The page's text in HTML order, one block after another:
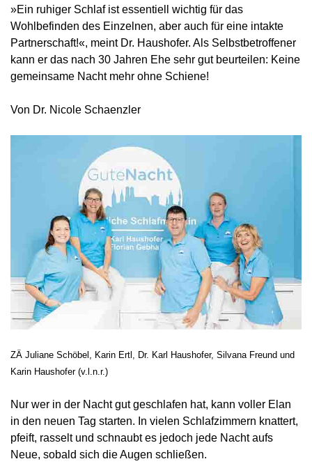
»Ein ruhiger Schlaf ist essentiell wichtig für das
Wohlbefinden des Einzelnen, aber auch für eine intakte
Partnerschaft!«, meint Dr. Haushofer. Als Selbstbetroffener
kann er das nach 30 Jahren Ehe sehr gut beurteilen: Keine
gemeinsame Nacht mehr ohne Schiene!
Von Dr. Nicole Schaenzler
ZÄ Juliane Schöbel, Karin Ertl, Dr. Karl Haushofer, Silvana Freund und
Karin Haushofer (v.l.n.r.)
Nur wer in der Nacht gut geschlafen hat, kann voller Elan
in den neuen Tag starten. In vielen Schlafzimmern knattert,
pfeift, rasselt und schnaubt es jedoch jede Nacht aufs
Neue, sobald sich die Augen schließen.